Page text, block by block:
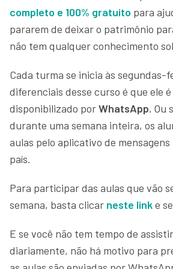
completo e 100% gratuito para
pararem de deixar o patrimônio
não tem qualquer conhecimento
Cada turma se inicia às segundas-
diferenciais desse curso é que ele
disponibilizado porWhatsApp. Ou
durante uma semana inteira, os
aulas pelo aplicativo de
país.
Para participar das aulas que vão
semana, basta clicar neste linke
E se você não tem tempo de
diariamente, não há motivo para